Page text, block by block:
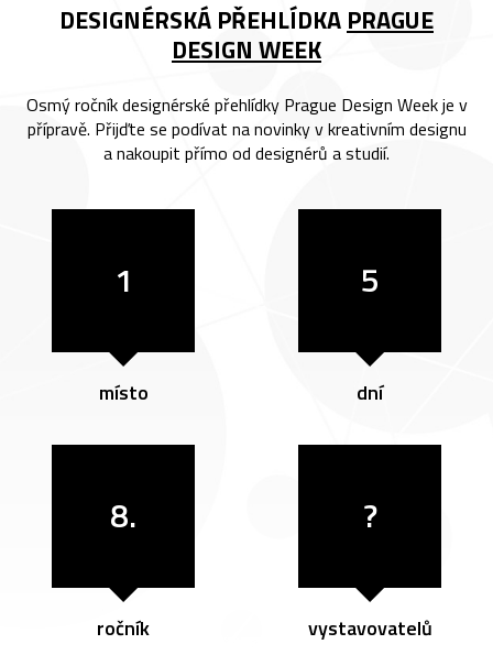
DESIGNÉRSKÁ PŘEHLÍDKA PRAGUE
DESIGN WEEK
Osmý ročník designérské přehlídky Prague Design Week je v
přípravě. Přijďte se podívat na novinky v kreativním designu
a nakoupit přímo od designérů a studií.
1
místo
5
dní
8.
ročník
?
vystavovatelů